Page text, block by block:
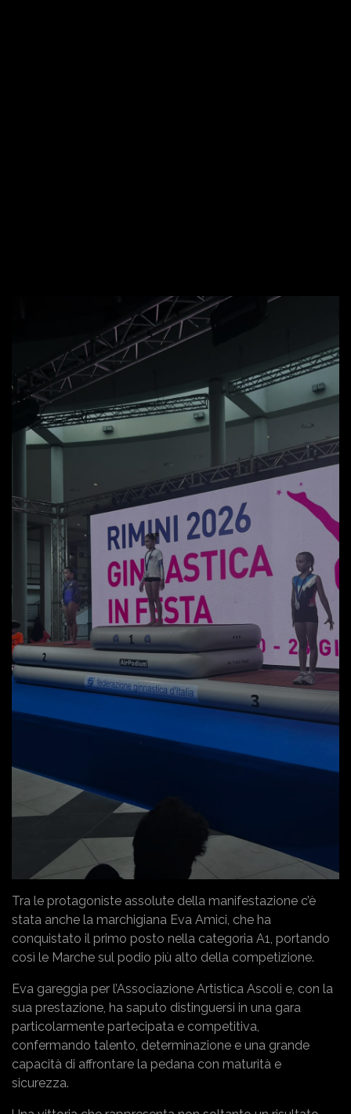
Tra le protagoniste assolute della manifestazione c’è
stata anche la marchigiana Eva Amici, che ha
conquistato il primo posto nella categoria A1, portando
così le Marche sul podio più alto della competizione.
Eva gareggia per l’Associazione Artistica Ascoli e, con la
sua prestazione, ha saputo distinguersi in una gara
particolarmente partecipata e competitiva,
confermando talento, determinazione e una grande
capacità di affrontare la pedana con maturità e
sicurezza.